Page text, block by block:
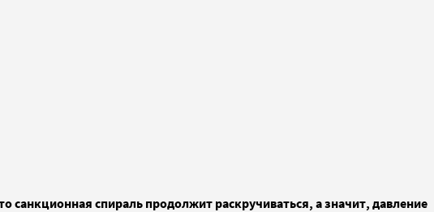
санкционная спираль продолжит раскручиваться, а значит, давление